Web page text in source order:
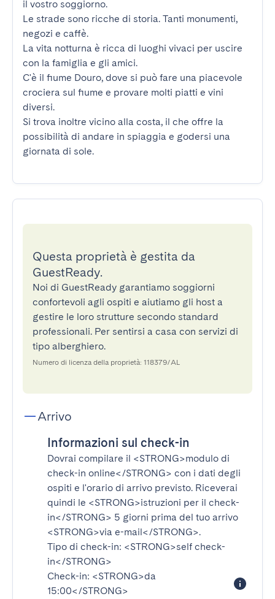
il vostro soggiorno.
Le strade sono ricche di storia. Tanti monumenti,
negozi e caffè.
La vita notturna è ricca di luoghi vivaci per uscire
con la famiglia e gli amici.
C'è il fiume Douro, dove si può fare una piacevole
crociera sul fiume e provare molti piatti e vini
diversi.
Si trova inoltre vicino alla costa, il che offre la
possibilità di andare in spiaggia e godersi una
giornata di sole.
Questa proprietà è gestita da
GuestReady.
Noi di GuestReady garantiamo soggiorni
confortevoli agli ospiti e aiutiamo gli host a
gestire le loro strutture secondo standard
professionali. Per sentirsi a casa con servizi di
tipo alberghiero.
Numero di licenza della proprietà: 118379/AL
Arrivo
Informazioni sul check-in
Dovrai compilare il <STRONG>modulo di
check-in online</STRONG> con i dati degli
ospiti e l'orario di arrivo previsto. Riceverai
quindi le <STRONG>istruzioni per il check-
in</STRONG> 5 giorni prima del tuo arrivo
<STRONG>via e-mail</STRONG>.
Tipo di check-in: <STRONG>self check-
in</STRONG>
Check-in: <STRONG>da
15:00</STRONG>